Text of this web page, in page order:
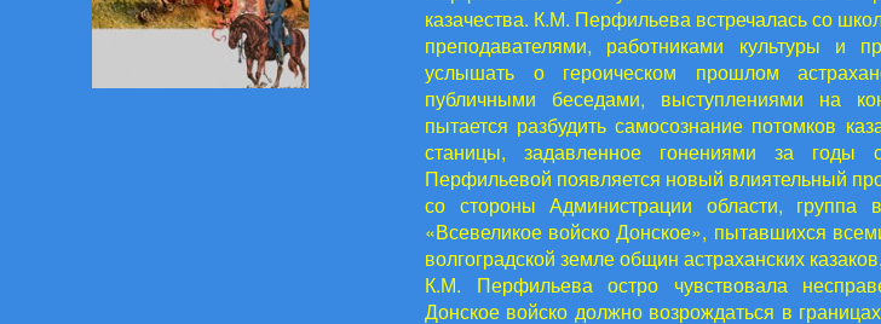
казачества. К.М. Перфильева встречалась со
преподавателями, работниками культуры и
услышать о героическом прошлом
публичными беседами, выступлениями на
пытается разбудить самосознание потомков
станицы, задавленное гонениями за годы
Перфильевой появляется новый влиятельный
со стороны Администрации области, группа
«Всевеликое войско Донское», пытавшихся
волгоградской земле общин астраханских
К.М. Перфильева остро чувствовала
Донское войско должно возрождаться в